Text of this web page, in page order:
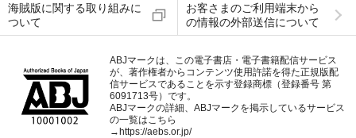
海賊版に関する取り組みに
ついて
お客さまのご利用端末から
の情報の外部送信について
ABJマークは、この電子書店・電子書籍配信サービス
が、著作権者からコンテンツ使用許諾を得た正規版配
信サービスであることを示す登録商標（登録番号 第
6091713号）です。
ABJマークの詳細、ABJマークを掲示しているサービス
の一覧はこちら
→https://aebs.or.jp/